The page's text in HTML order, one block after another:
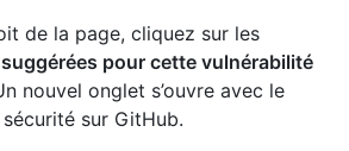
de la page, cliquez sur les
pour cette vulnérabilité
nouvel onglet s’ouvre avec le
sur GitHub.